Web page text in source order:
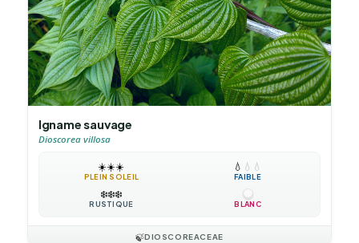
Igname sauvage
Dioscorea villosa
☀️☀️☀️
PLEIN SOLEIL
💧 💧 💧
FAIBLE
❄️❄️❄️
RUSTIQUE BLANC
🍃DIOSCOREACEAE